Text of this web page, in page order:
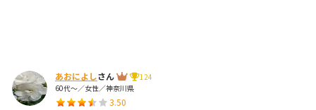
あおによしさん
124
60代～／女性／神奈川県
3.50